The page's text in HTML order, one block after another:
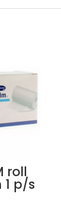
roll
1 p/s